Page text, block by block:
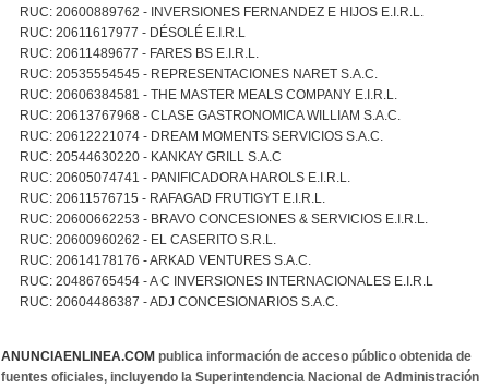
RUC: 20600889762 - INVERSIONES FERNANDEZ E HIJOS E.I.R.L.
RUC: 20611617977 - DÉSOLÉ E.I.R.L
RUC: 20611489677 - FARES BS E.I.R.L.
RUC: 20535554545 - REPRESENTACIONES NARET S.A.C.
RUC: 20606384581 - THE MASTER MEALS COMPANY E.I.R.L.
RUC: 20613767968 - CLASE GASTRONOMICA WILLIAM S.A.C.
RUC: 20612221074 - DREAM MOMENTS SERVICIOS S.A.C.
RUC: 20544630220 - KANKAY GRILL S.A.C
RUC: 20605074741 - PANIFICADORA HAROLS E.I.R.L.
RUC: 20611576715 - RAFAGAD FRUTIGYT E.I.R.L.
RUC: 20600662253 - BRAVO CONCESIONES & SERVICIOS E.I.R.L.
RUC: 20600960262 - EL CASERITO S.R.L.
RUC: 20614178176 - ARKAD VENTURES S.A.C.
RUC: 20486765454 - A C INVERSIONES INTERNACIONALES E.I.R.L
RUC: 20604486387 - ADJ CONCESIONARIOS S.A.C.
ANUNCIAENLINEA.COM publica información de acceso público obtenida de
fuentes oficiales, incluyendo la Superintendencia Nacional de Administración